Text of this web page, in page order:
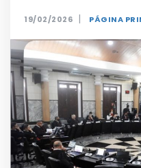
19/02/2026 | PÁGINA